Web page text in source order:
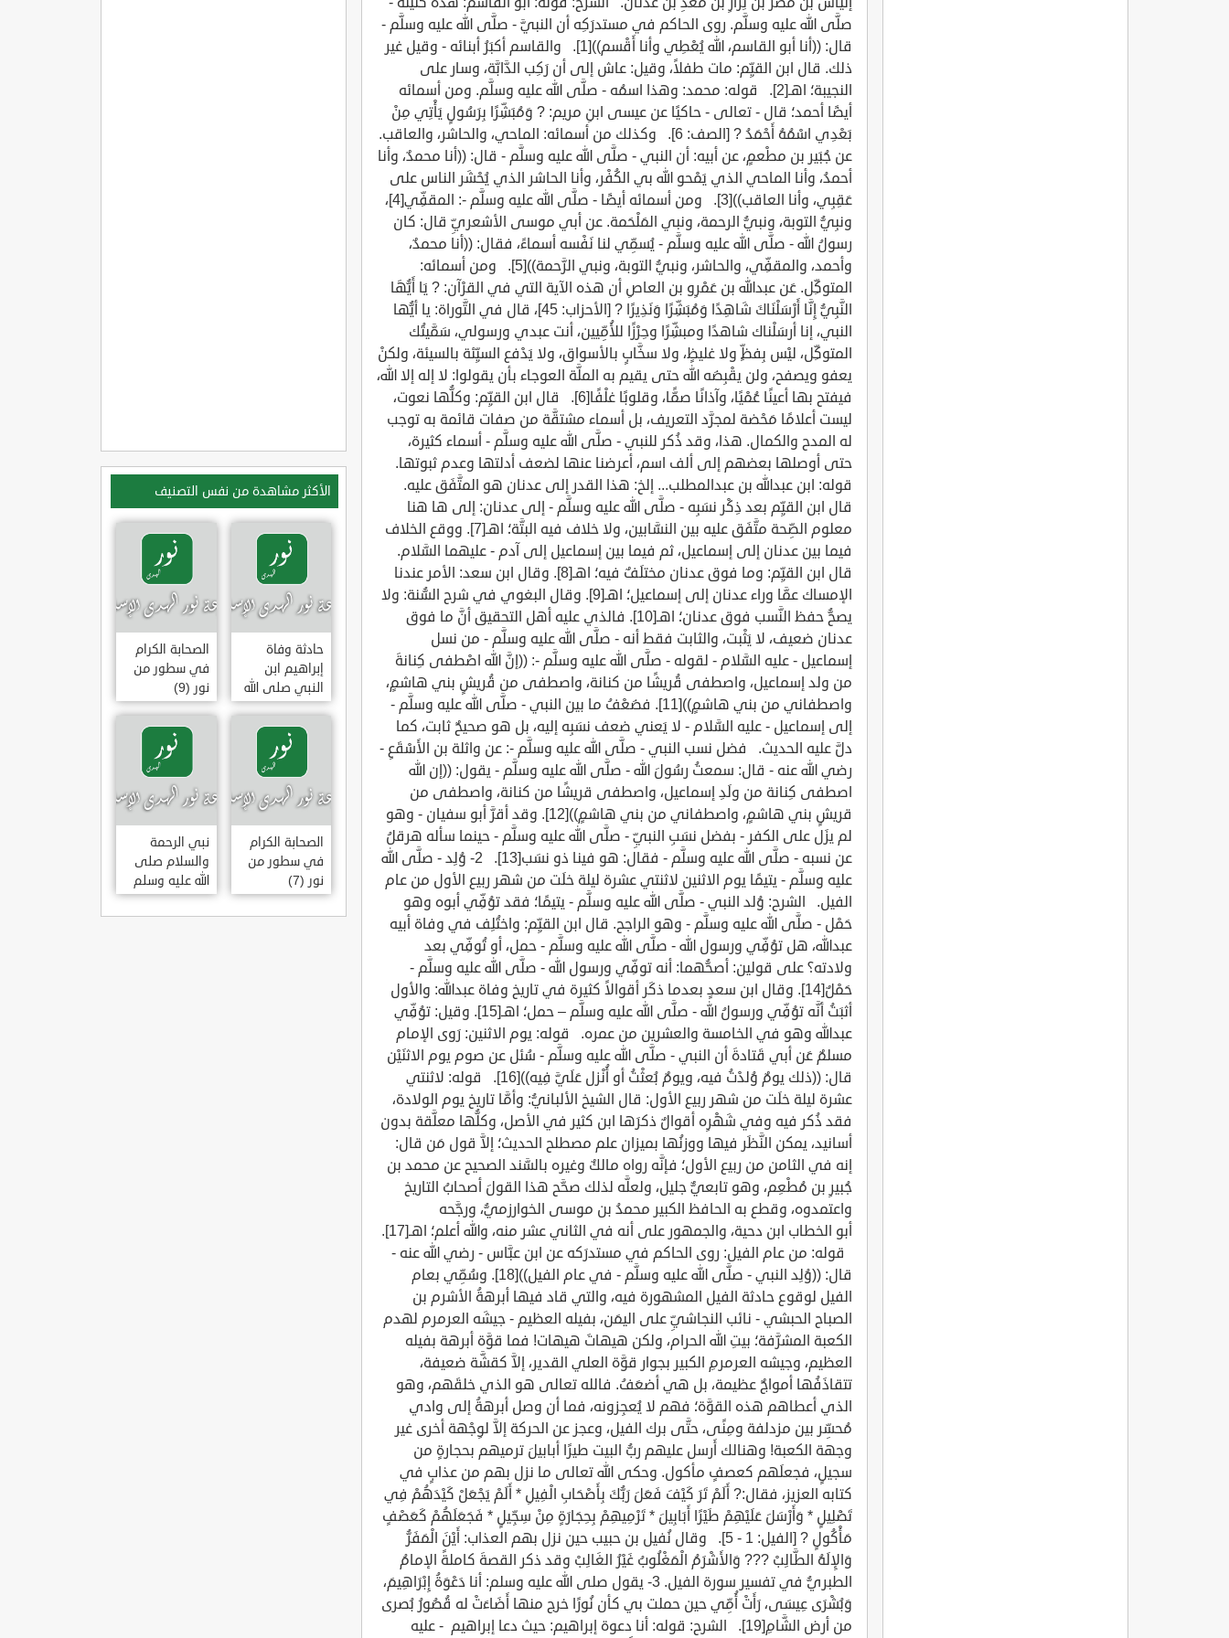
الأكثر مشاهدة من نفس التصنيف
حادثة وفاة
إبراهيم ابن
النبي صلى الله
عليه وسلم
(وقفة تأملية)
الصحابة الكرام
في سطور من
نور (9)
الصحابة الكرام
في سطور من
نور (7)
نبي الرحمة
والسلام صلى
الله عليه وسلم